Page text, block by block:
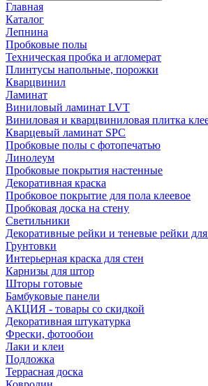
Главная
Каталог
Лепнина
Пробковые полы
Техническая пробка и агломерат
Плинтусы напольные, порожки
Кварцвинил
Ламинат
Виниловый ламинат LVT
Виниловая и кварцвиниловая плитка
Кварцевый ламинат SPC
Пробковые полы с фотопечатью
Линолеум
Пробковые покрытия настенные
Декоративная краска
Пробковое покрытие для пола клеевое
Пробковая доска на стену
Светильники
Декоративные рейки и теневые рейки
Грунтовки
Интерьерная краска для стен
Карнизы для штор
Шторы готовые
Бамбуковые панели
АКЦИЯ - товары со скидкой
Декоративная штукатурка
Фрески, фотообои
Лаки и клеи
Подложка
Террасная доска